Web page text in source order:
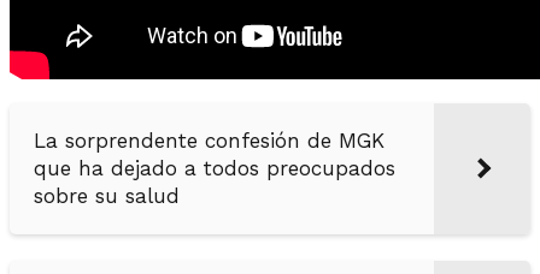
La sorprendente confesión de MGK
que ha dejado a todos preocupados
sobre su salud